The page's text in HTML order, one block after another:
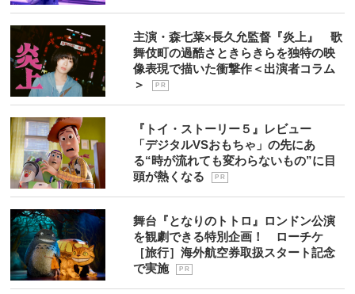
主演・森七菜×長久允監督『炎上』 歌
舞伎町の過酷さときらきらを独特の映
像表現で描いた衝撃作＜出演者コラム
＞
P R
『トイ・ストーリー５』レビュー
「デジタルVSおもちゃ」の先にあ
る“時が流れても変わらないもの”に目
頭が熱くなる
P R
舞台『となりのトトロ』ロンドン公演
を観劇できる特別企画！ ローチケ
［旅行］海外航空券取扱スタート記念
で実施
P R